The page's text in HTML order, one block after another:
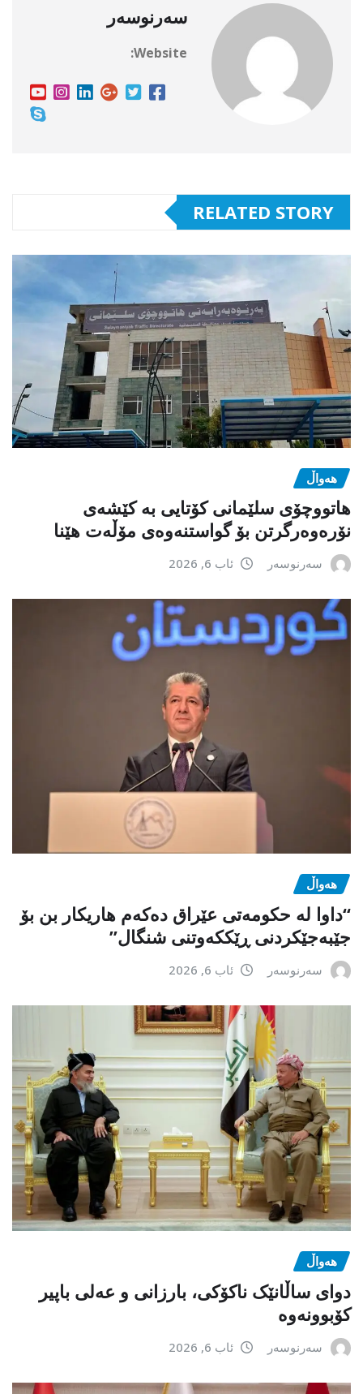
سەرنوسەر
Website:
RELATED STORY
هەواڵ
هاتووچۆی سلێمانی کۆتایی بە کێشەی
نۆرەوەرگرتن بۆ گواستنەوەی مۆڵەت هێنا
سەرنوسەر ئاب 6, 2026
هەواڵ
“داوا لە حكومەتی عێراق دەكەم هاریكار بن بۆ
جێبەجێكردنی ڕێككەوتنی شنگال”
سەرنوسەر ئاب 6, 2026
هەواڵ
دوای ساڵانێک ناکۆکی، بارزانی و عەلی باپیر
کۆبوونەوە
سەرنوسەر ئاب 6, 2026